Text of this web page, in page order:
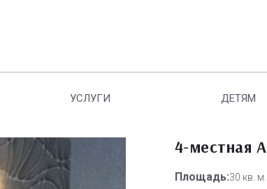
УСЛУГИ ДЕТЯМ
4-местная
Площадь:30 кв. м.